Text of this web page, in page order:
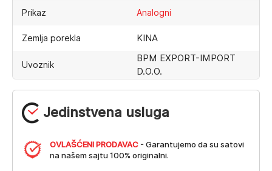
Jedinstvena usluga
OVLAŠĆENI PRODAVAC - Garantujemo da su satovi
na našem sajtu 100% originalni.
Prikaz Analogni
Zemlja porekla KINA
Uvoznik
BPM EXPORT-IMPORT
D.O.O.